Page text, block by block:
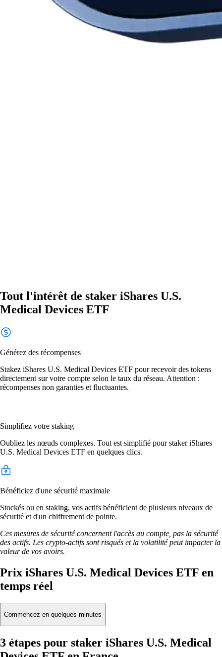
Tout l'intérêt de staker iShares U.S.
Medical Devices ETF
Générez des récompenses
Stakez iShares U.S. Medical Devices ETF pour recevoir des tokens
directement sur votre compte selon le taux du réseau. Attention :
récompenses non garanties et fluctuantes.
Simplifiez votre staking
Oubliez les nœuds complexes. Tout est simplifié pour staker iShares
U.S. Medical Devices ETF en quelques clics.
Bénéficiez d'une sécurité maximale
Stockés ou en staking, vos actifs bénéficient de plusieurs niveaux de
sécurité et d'un chiffrement de pointe.
Ces mesures de sécurité concernent l'accès au compte, pas la sécurité
des actifs. Les crypto-actifs sont risqués et la volatilité peut impacter la
valeur de vos avoirs.
Prix iShares U.S. Medical Devices ETF en
temps réel
Commencez en quelques minutes
3 étapes pour staker iShares U.S. Medical